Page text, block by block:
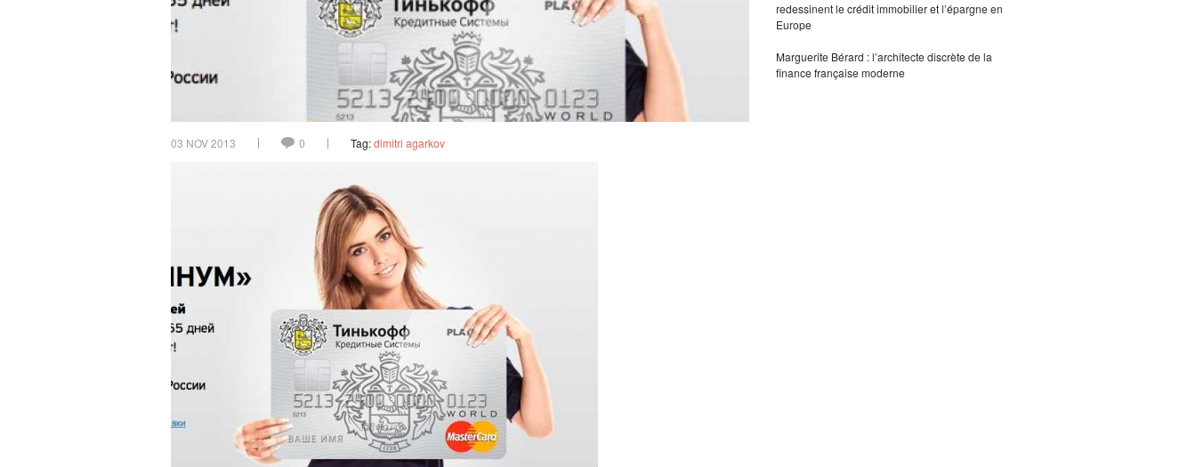
03 NOV 2013 0 Tag:dimitri agarkov
redessinent le crédit immobilier et l’épargne en
Europe
Marguerite Bérard : l’architecte discrète de la
finance française moderne